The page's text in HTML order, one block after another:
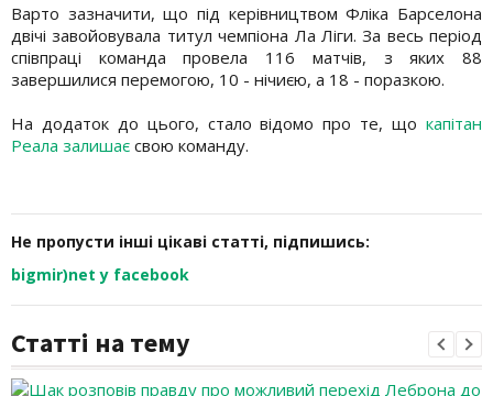
Варто зазначити, що під керівництвом Фліка Барселона
двічі завойовувала титул чемпіона Ла Ліги. За весь період
співпраці команда провела 116 матчів, з яких 88
завершилися перемогою, 10 - нічиєю, а 18 - поразкою.
На додаток до цього, стало відомо про те, що капітан
Реала залишає свою команду.
Не пропусти інші цікаві статті, підпишись:
bigmir)net у facebook
Статті на тему